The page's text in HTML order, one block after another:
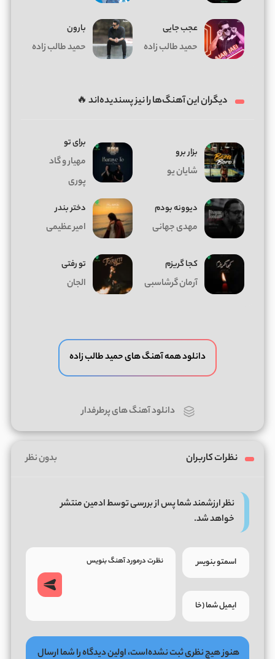
عجب جایی
حمید طالب زاده
بارون
حمید طالب زاده
دیگران این آهنگ‌ها را نیز پسندیده‌اند 🔥
بزار برو
شایان یو
برای تو
مهیار و گاد
پوری
دیوونه بودم
مهدی جهانی
دختر بندر
امیر عظیمی
کجا گریزم
آرمان گرشاسبی
تو رفتی
الجان
دانلود همه آهنگ های حمید طالب زاده
دانلود آهنگ های پرطرفدار
نظرات کاربران بدون نظر
نظر ارزشمند شما پس از بررسی توسط ادمین منتشر
خواهد شد.
هنوز هیچ نظری ثبت نشده‌است، اولین دیدگاه را شما ارسال